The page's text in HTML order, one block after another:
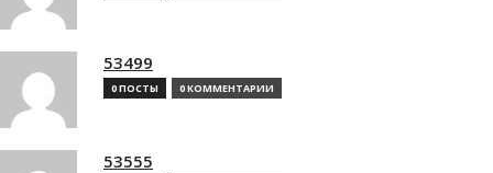
53499
0 ПОСТЫ 0 КОММЕНТАРИИ
53555